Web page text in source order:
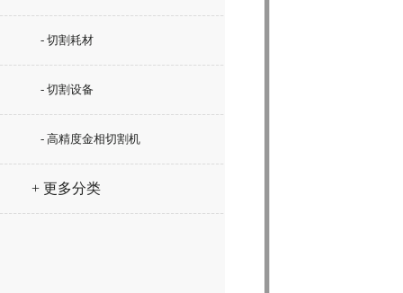
- 切割耗材
- 切割设备
- 高精度金相切割机
+ 更多分类